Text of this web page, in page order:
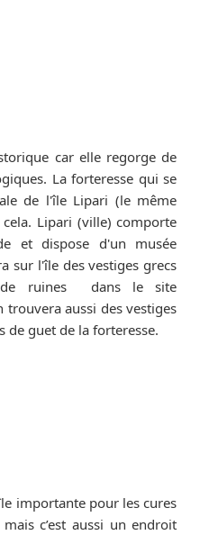
car elle regorge de
La forteresse qui se
de l'île Lipari (le même
Lipari (ville) comporte
et dispose d'un musée
sur l'île des vestiges grecs
ruines dans le site
trouvera aussi des vestiges
de guet de la forteresse.
importante pour les cures
c’est aussi un endroit